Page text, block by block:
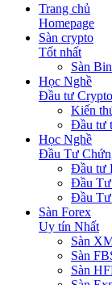
Trang chủ
Homepage
Sàn crypto
Tốt nhất
Sàn
Học Nghề
Đầu tư Crypto
Kiến
Đầu tư
Học Nghề
Đầu Tư
Đầu tư
Đầu Tư
Đầu
Sàn Forex
Uy tín Nhất
Sàn
Sàn
Sàn